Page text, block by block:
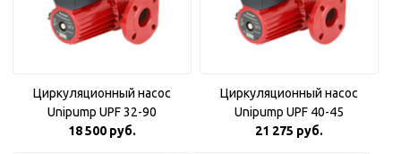
Циркуляционный насос
Unipump UPF 32-90
18 500 руб.
Циркуляционный насос
Unipump UPF 40-45
21 275 руб.